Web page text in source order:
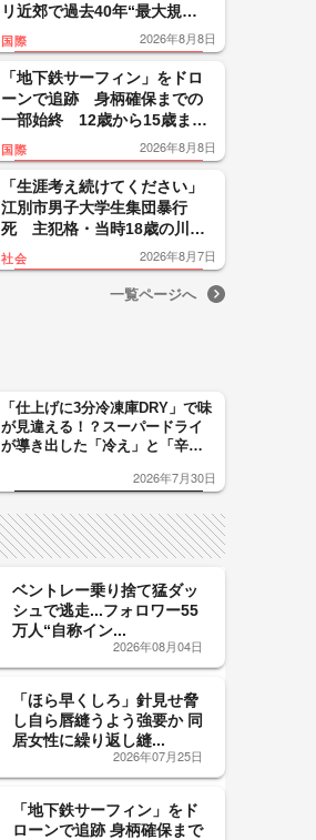
リ近郊で過去40年“最大規
模”地震 26人負傷300人避難
国際 2026年8月8日
「地下鉄サーフィン」をドロ
ーンで追跡 身柄確保までの
一部始終 12歳から15歳まで
の少年5人を逮捕 ニューヨー
ク
国際 2026年8月8日
「生涯考え続けてください」
江別市男子大学生集団暴行
死 主犯格・当時18歳の川口
侑斗被告に無期懲役の判決
「理不尽以外の何ものでもな
社会 2026年8月7日
一覧ページへ
「仕上げに3分冷凍庫DRY」で味
が見違える！？スーパードライ
が導き出した「冷え」と「辛
した「辛口カーブ」が飲み頃の
2026年7月30日
ベントレー乗り捨て猛ダッ
シュで逃走...フォロワー55
万人“自称イン...
2026年08月04日
「ほら早くしろ」針見せ脅
し自ら唇縫うよう強要か 同
居女性に繰り返し縫...
2026年07月25日
「地下鉄サーフィン」をド
ローンで追跡 身柄確保まで